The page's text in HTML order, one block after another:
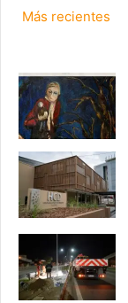
Más recientes